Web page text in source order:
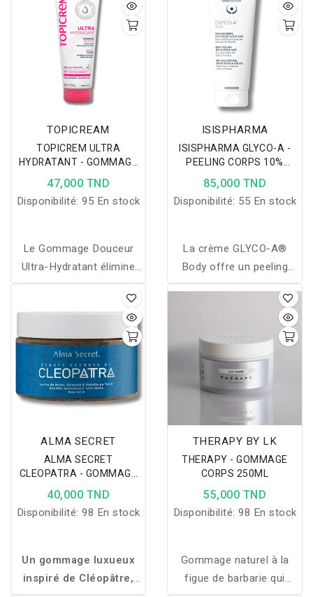
tâches pigmentaires.
squames ou encore des
poils incarnés ? Ne
manquez pas le tout
nouveau gommage Corps
Xerial conçu par SVR ! Le
composition garantie à
100% d'origine naturelle.
une utilisation sur les
peaux sensibles, ainsi
secs voire très secs. Ce
soin gommant renferme
des noyaux d'olives et
des pépins de raisin, qui
vous aideront à retrouver
une peau plus lisse et à
l'éclat naturel.
TOPICREAM
TOPICREM ULTRA
HYDRATANT - GOMMAGE
DOUCEUR 200ML
47,000 TND
Disponibilité: 95 En stock
Le Gommage Douceur
Ultra-Hydratant élimine
les cellules mortes,
laisse la peau douce et
protégée, et offre un
nettoyage en profondeur
pour une peau neuve.
ISISPHARMA
ISISPHARMA GLYCO-A -
PEELING CORPS 10%
200ML
85,000 TND
Disponibilité: 55 En stock
La crème GLYCO-A®
Body offre un peeling
efficace pour adoucir,
hydrater et raffermir la
peau grâce à 10% d’acide
glycolique.
ALMA SECRET
ALMA SECRET
CLEOPATRA - GOMMAGE
CORPS 250ML
40,000 TND
Disponibilité: 98 En stock
Un gommage luxueux
inspiré de Cléopâtre,
THERAPY BY LK
THERAPY - GOMMAGE
CORPS 250ML
55,000 TND
Disponibilité: 98 En stock
Gommage naturel à la
figue de barbarie qui